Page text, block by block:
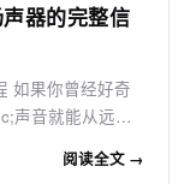
器的完整信
如果你曾经好奇
声音就能从远处
已经站在了音频
阅读全文 →